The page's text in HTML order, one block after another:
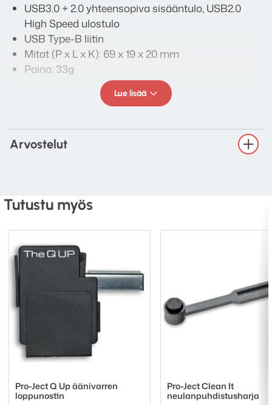
USB3.0 + 2.0 yhteensopiva sisääntulo, USB2.0
High Speed ulostulo
USB Type-B liitin
Mitat (P x L x K): 69 x 19 x 20 mm
Paino: 33g
Lue lisää
Arvostelut
Tutustu myös
Pro-Ject Q Up äänivarren
loppunostin
Pro-Ject Clean It
neulanpuhdistusharja